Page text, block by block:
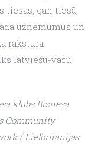
gan tiesā,
uzņēmumus un
rakstura
latviešu-vācu
klubs Biznesa
Community
( Lielbritānijas